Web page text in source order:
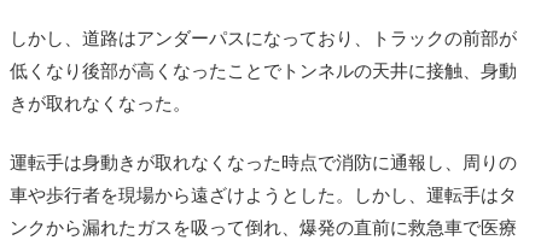
しかし、道路はアンダーパスになっており、トラックの前部が
低くなり後部が高くなったことでトンネルの天井に接触、身動
きが取れなくなった。
運転手は身動きが取れなくなった時点で消防に通報し、周りの
車や歩行者を現場から遠ざけようとした。しかし、運転手はタ
ンクから漏れたガスを吸って倒れ、爆発の直前に救急車で医療